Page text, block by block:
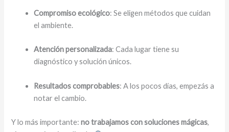
Compromiso ecológico: Se eligen métodos que cuidan
el ambiente.
Atención personalizada: Cada lugar tiene su
diagnóstico y solución únicos.
Resultados comprobables: A los pocos días, empezás a
notar el cambio.
Y lo más importante:no trabajamos con soluciones mágicas,